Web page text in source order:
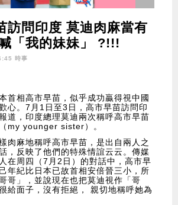
訪問印度 莫迪肉麻當有
「我的妹妹」 ?!!!
時事
首相高市早苗，似乎成功贏得視中國
心。7月1日至3日，高市早苗訪問印
道，印度總理莫迪兩次稱呼高市早苗
my younger sister）。
肉麻地稱呼高市早苗，是出自兩人之
，反映了他們的特殊情誼云云。傳媒
在周四（7月2日）的對話中，高市早
年紀比日本已故首相安倍晉三小，所
哥」，並說現在也把莫迪視作「哥
給面子，沒有拒絕， 親切地稱呼她為